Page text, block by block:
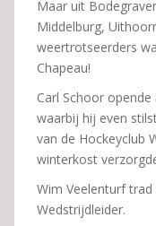
Maar uit
Middelburg,
weertrotseerders
Chapeau!
Carl Schoor
waarbij hij even
van de Hockeyclub
winterkost
Wim Veelenturf
Wedstrijdleider.